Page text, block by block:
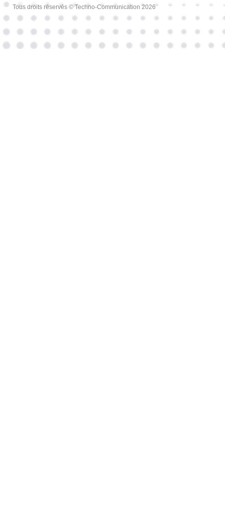
Tous droits réservés © Techno-Communication 2026